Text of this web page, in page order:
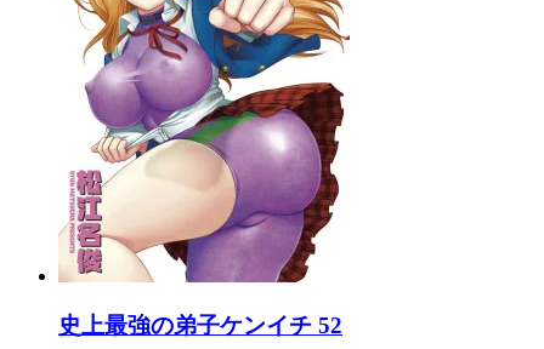
史上最強の弟子ケンイチ 52